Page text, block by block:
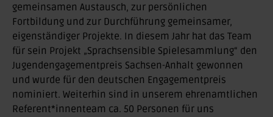
gemeinsamen Austausch, zur persönlichen
Fortbildung und zur Durchführung gemeinsamer,
eigenständiger Projekte. In diesem Jahr hat das Team
für sein Projekt „Sprachsensible Spielesammlung“ den
Jugendengagementpreis Sachsen-Anhalt gewonnen
und wurde für den deutschen Engagementpreis
nominiert. Weiterhin sind in unserem ehrenamtlichen
Referent*innenteam ca. 50 Personen für uns